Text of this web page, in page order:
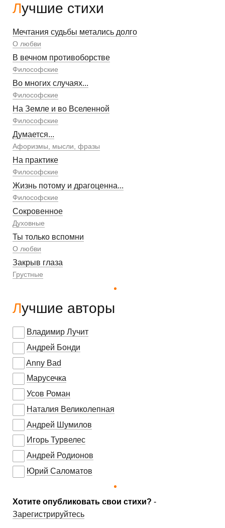
Лучшие стихи
Мечтания судьбы метались долго
О любви
В вечном противоборстве
Философские
Во многих случаях...
Философские
На Земле и во Вселенной
Философские
Думается...
Афоризмы, мысли, фразы
На практике
Философские
Жизнь потому и драгоценна...
Философские
Сокровенное
Духовные
Ты только вспомни
О любви
Закрыв глаза
Грустные
Лучшие авторы
Владимир Лучит
Андрей Бонди
Anny Bad
Марусечка
Усов Роман
Наталия Великолепная
Андрей Шумилов
Игорь Турвелес
Андрей Родионов
Юрий Саломатов
Хотите опубликовать свои стихи? -
Зарегистрируйтесь